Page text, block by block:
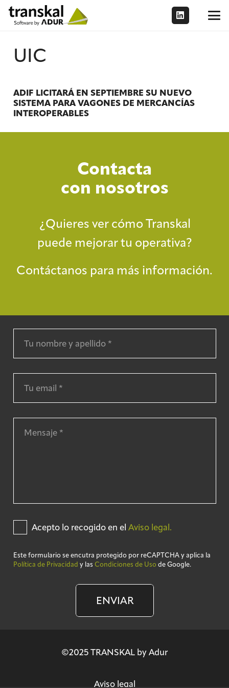
UIC
ADIF LICITARÁ EN SEPTIEMBRE SU NUEVO
SISTEMA PARA VAGONES DE MERCANCÍAS
INTEROPERABLES
Contacta
con nosotros
¿Quieres ver cómo Transkal
puede mejorar tu operativa?
Contáctanos para más información.
Acepto lo recogido en el Aviso legal.
Este formulario se encutra protegido por reCAPTCHA y aplica la
Política de Privacidad y las Condiciones de Uso de Google.
ENVIAR
©2025 TRANSKAL by Adur
Aviso legal